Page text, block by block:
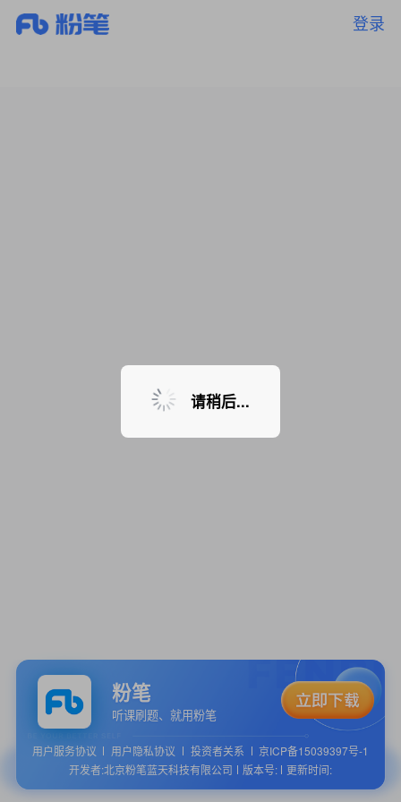
登录
暂无课程，敬请期待
粉笔
听课刷题、就用粉笔
用户服务协议 用户隐私协议 投资者关系
京ICP备15039397号-1
开发者:北京粉笔蓝天科技有限公司
版本号: 更新时间:
请稍后...